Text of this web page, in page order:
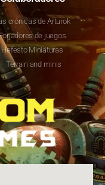
crónicas de Arturok
de juegos
Hefesto Miniaturas
Terrain and minis